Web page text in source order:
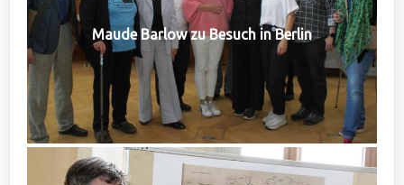
Maude Barlow zu Besuch in Berlin